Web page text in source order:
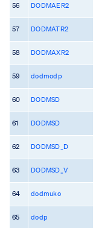
56 DODMAER2
57 DODMATR2
58 DODMAXR2
59 dodmodp
60 DODMSD
61 DODMSD
62 DODMSD_D
63 DODMSD_V
64 dodmuko
65 dodp